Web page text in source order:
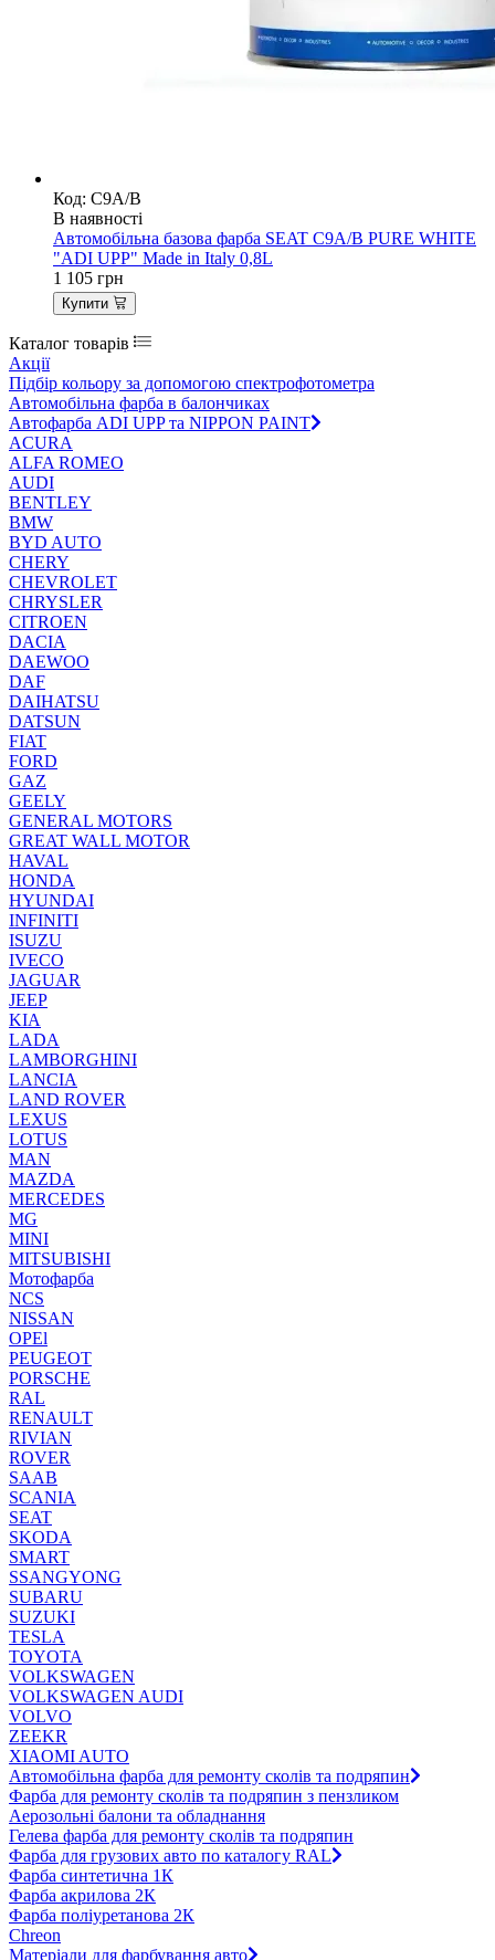
Код: C9A/B
В наявності
Автомобільна базова фарба SEAT C9A/B PURE WHITE
"ADI UPP" Made in Italy 0,8L
1 105 грн
Купити
Каталог товарів
Акції
Підбір кольору за допомогою спектрофотометра
Автомобільна фарба в балончиках
Автофарба ADI UPP та NIPPON PAINT
ACURA
ALFA ROMEO
AUDI
BENTLEY
BMW
BYD AUTO
CHERY
CHEVROLET
CHRYSLER
CITROEN
DACIA
DAEWOO
DAF
DAIHATSU
DATSUN
FIAT
FORD
GAZ
GEELY
GENERAL MOTORS
GREAT WALL MOTOR
HAVAL
HONDA
HYUNDAI
INFINITI
ISUZU
IVECO
JAGUAR
JEEP
KIA
LADA
LAMBORGHINI
LANCIA
LAND ROVER
LEXUS
LOTUS
MAN
MAZDA
MERCEDES
MG
MINI
MITSUBISHI
Мотофарба
NCS
NISSAN
OPEl
PEUGEOT
PORSCHE
RAL
RENAULT
RIVIAN
ROVER
SAAB
SCANIA
SEAT
SKODA
SMART
SSANGYONG
SUBARU
SUZUKI
TESLA
TOYOTA
VOLKSWAGEN
VOLKSWAGEN AUDI
VOLVO
ZEEKR
XIAOMI AUTO
Автомобільна фарба для ремонту сколів та подряпин
Фарба для ремонту сколів та подряпин з пензликом
Аерозольні балони та обладнання
Гелева фарба для ремонту сколів та подряпин
Фарба для грузових авто по каталогу RAL
Фарба синтетична 1К
Фарба акрилова 2К
Фарба поліуретанова 2К
Chreon
Матеріали для фарбування авто